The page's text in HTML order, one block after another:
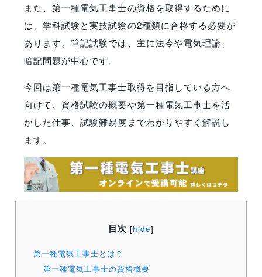
また、第一種電気工事士の資格を取得するために
は、学科試験と実技試験の2種類に合格する必要が
あります。筆記試験では、主に法令や電気理論、
暗記問題が中心です。
今回は第一種電気工事士取得を目指している方へ
向けて、資格試験の概要や第一種電気工事士を活
かした仕事、試験難易度までわかりやすく解説し
ます。
目次 [hide]
第一種電気工事士とは？
第一種電気工事士の資格概要